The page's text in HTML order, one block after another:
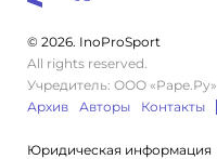
© 2026. InoProSport
All rights reserved.
Учредитель: ООО «Раре.Ру»
Архив
Авторы Контакты
Юридическая информация